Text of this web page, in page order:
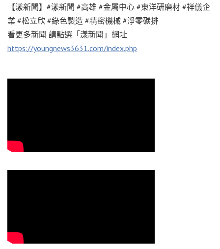
【漾新聞】#漾新聞 #高雄 #金屬中心 #東洋研磨材 #祥儀企
業 #松立欣 #綠色製造 #精密機械 #淨零碳排
看更多新聞 請點選「漾新聞」網址
https://youngnews3631.com/index.php